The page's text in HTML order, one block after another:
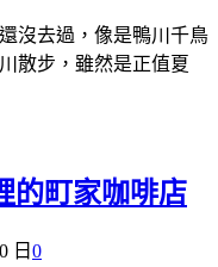
沒去過，像是鴨川千鳥
散步，雖然是正值夏
的町家咖啡店
日 0